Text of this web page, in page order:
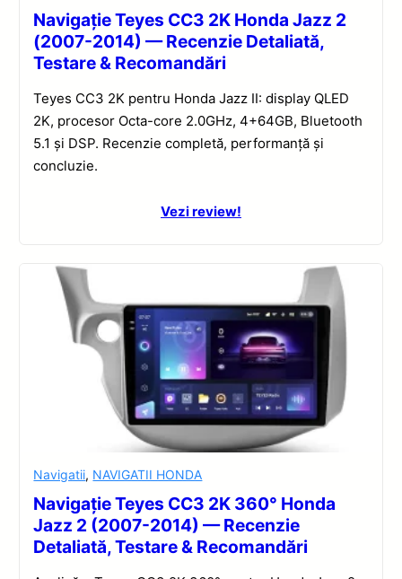
Navigație Teyes CC3 2K Honda Jazz 2
(2007-2014) — Recenzie Detaliată,
Testare & Recomandări
Teyes CC3 2K pentru Honda Jazz II: display QLED
2K, procesor Octa-core 2.0GHz, 4+64GB, Bluetooth
5.1 și DSP. Recenzie completă, performanță și
concluzie.
Vezi review!
Navigatii, NAVIGATII HONDA
Navigație Teyes CC3 2K 360° Honda
Jazz 2 (2007-2014) — Recenzie
Detaliată, Testare & Recomandări